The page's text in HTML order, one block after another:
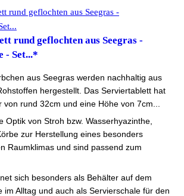
rund geflochten aus Seegras -
- Set...*
aus Seegras werden nachhaltig aus
hergestellt. Das Serviertablett hat
rund 32cm und eine Höhe von 7cm...
Optik von Stroh bzw. Wasserhyazinthe,
zur Herstellung eines besonders
Raumklimas und sind passend zum
sich besonders als Behälter auf dem
im Alltag und auch als Servierschale für den